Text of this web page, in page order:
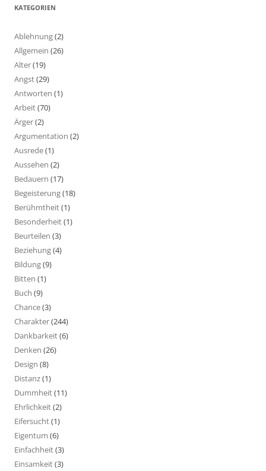
KATEGORIEN
Ablehnung(2)
Allgemein (26)
Alter(19)
Angst(29)
Antworten (1)
Arbeit(70)
Ärger(2)
Argumentation (2)
Ausrede(1)
Aussehen (2)
Bedauern (17)
Begeisterung(18)
Berühmtheit(1)
Besonderheit(1)
Beurteilen (3)
Beziehung(4)
Bildung(9)
Bitten (1)
Buch (9)
Chance(3)
Charakter(244)
Dankbarkeit(6)
Denken (26)
Design (8)
Distanz(1)
Dummheit(11)
Ehrlichkeit(2)
Eifersucht(1)
Eigentum (6)
Einfachheit(3)
Einsamkeit(3)